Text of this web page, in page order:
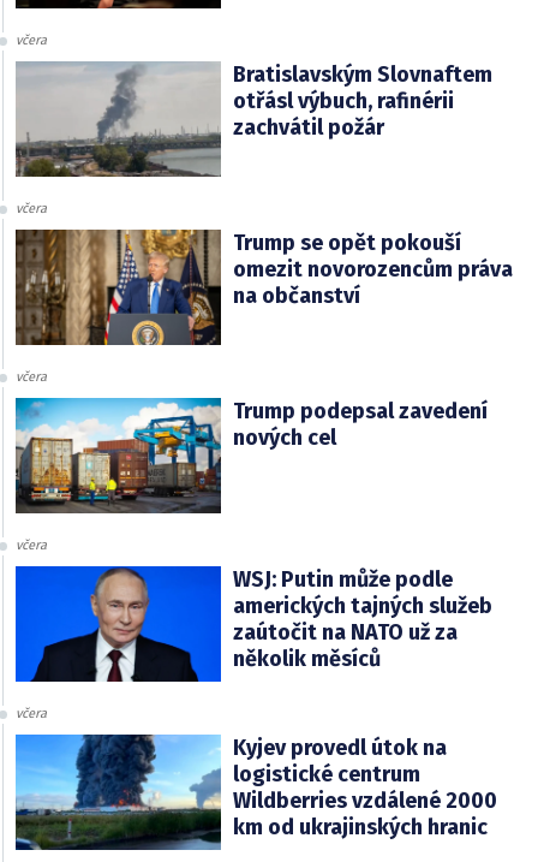
včera
Bratislavským Slovnaftem
otřásl výbuch, rafinérii
zachvátil požár
včera
Trump se opět pokouší
omezit novorozencům práva
na občanství
včera
Trump podepsal zavedení
nových cel
včera
WSJ: Putin může podle
amerických tajných služeb
zaútočit na NATO už za
několik měsíců
včera
Kyjev provedl útok na
logistické centrum
Wildberries vzdálené 2000
km od ukrajinských hranic